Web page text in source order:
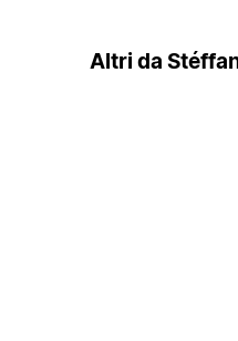
Altri da